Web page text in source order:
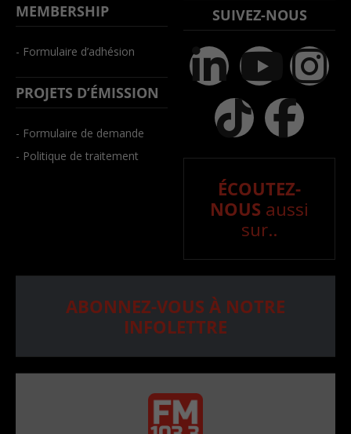
MEMBERSHIP
- Formulaire d’adhésion
PROJETS D’ÉMISSION
- Formulaire de demande
- Politique de traitement
SUIVEZ-NOUS
ÉCOUTEZ-
NOUS aussi
sur..
ABONNEZ-VOUS À NOTRE
INFOLETTRE